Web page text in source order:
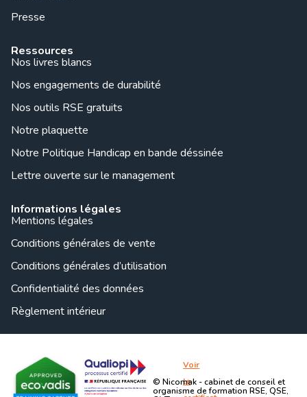
Presse
Ressources
Nos livres blancs
Nos engagements de durabilité
Nos outils RSE gratuits
Notre plaquette
Notre Politique Handicap en bande déssinée
Lettre ouverte sur le management
Informations légales
Mentions légales
Conditions générales de vente
Conditions générales d’utilisation
Confidentialité des données
Règlement intérieur
Voir
le
© Nicomak - cabinet de conseil et
organisme de formation RSE, QSE,